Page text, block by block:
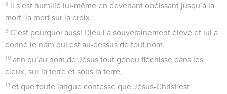
8 il s’est humilié lui-même en devenant obéissant jusqu’à la
mort, la mort sur la croix.
9 C’est pourquoi aussi Dieu l’a souverainement élevé et lui a
donné le nom qui est au-dessus de tout nom,
10 afin qu’au nom de Jésus tout genou fléchisse dans les
cieux, sur la terre et sous la terre,
11 et que toute langue confesse que Jésus-Christ est